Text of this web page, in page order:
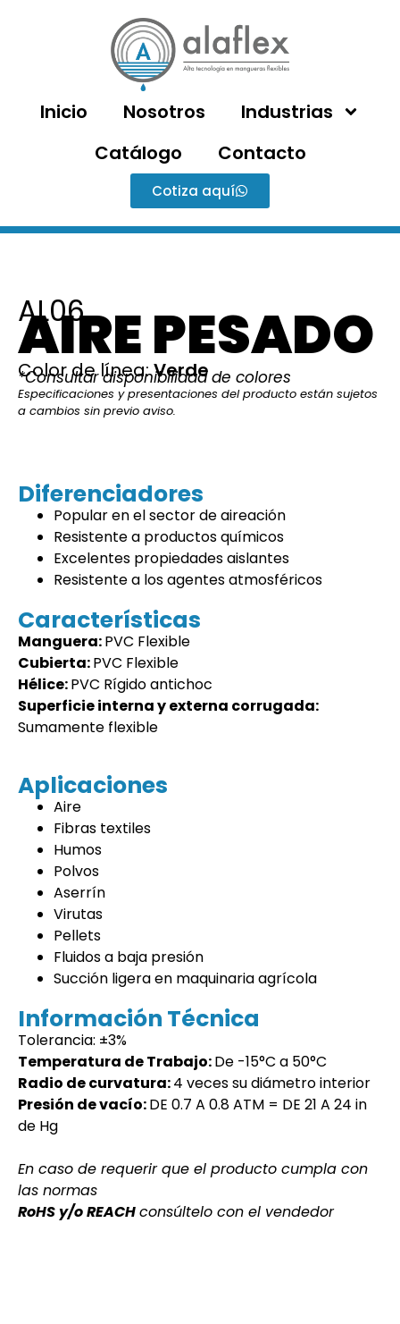
Inicio Nosotros
Industrias
Catálogo
Contacto
Cotiza aquí
AL06
AIRE PESADO
Color de línea:Verde
*Consultar disponibilidad de colores
Especificaciones y presentaciones del producto están sujetos
a cambios sin previo aviso.
Diferenciadores
Popular en el sector de aireación
Resistente a productos químicos
Excelentes propiedades aislantes
Resistente a los agentes atmosféricos
Características
Manguera:PVC Flexible
Cubierta:PVC Flexible
Hélice:PVC Rígido antichoc
Superficie interna y externa corrugada:
Sumamente flexible
Aplicaciones
Aire
Fibras textiles
Humos
Polvos
Aserrín
Virutas
Pellets
Fluidos a baja presión
Succión ligera en maquinaria agrícola
Información Técnica
Tolerancia: ±3%
Temperatura de Trabajo:De -15°C a 50°C
Radio de curvatura:4 veces su diámetro interior
Presión de vacío:DE 0.7 A 0.8 ATM = DE 21 A 24 in
de Hg
En caso de requerir que el producto cumpla con
las normas
RoHS y/o REACHconsúltelo con el vendedor